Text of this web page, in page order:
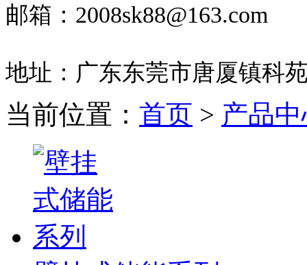
邮箱：2008sk88@163.com
地址：广东东莞市唐厦镇科
当前位置： 首页 > 产品